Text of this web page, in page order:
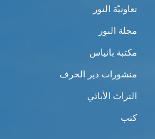
تعاونيّة النور
مجلة النور
مكتبة بانياس
منشورات دير الحرف
التراث الأبائي
كتب